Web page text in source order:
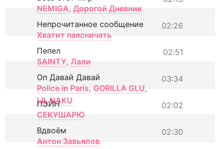
NEMIGA, Дорогой Дневник
02:26
Непрочитанное сообщение
Хватит паясничать
02:51
Пепел
SAINTY, Лали
03:34
Оп Давай Давай
Police in Paris, GORILLA GLU,
LIL NAKU
02:02
ПЭЙН
СЕКУШАРЮ
02:30
Вдвоём
Антон Завьялов